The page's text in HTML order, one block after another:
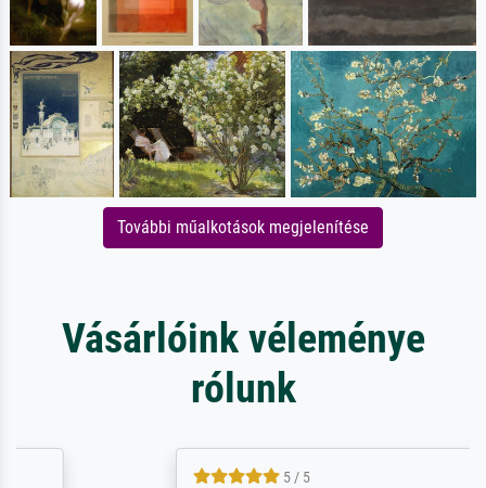
További műalkotások megjelenítése
Vásárlóink véleménye
rólunk
5 / 5